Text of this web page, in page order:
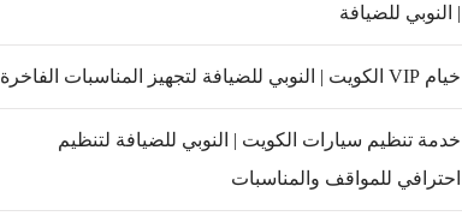
| النوبي للضيافة
خيام VIP الكويت | النوبي للضيافة لتجهيز المناسبات الفاخرة
خدمة تنظيم سيارات الكويت | النوبي للضيافة لتنظيم
احترافي للمواقف والمناسبات